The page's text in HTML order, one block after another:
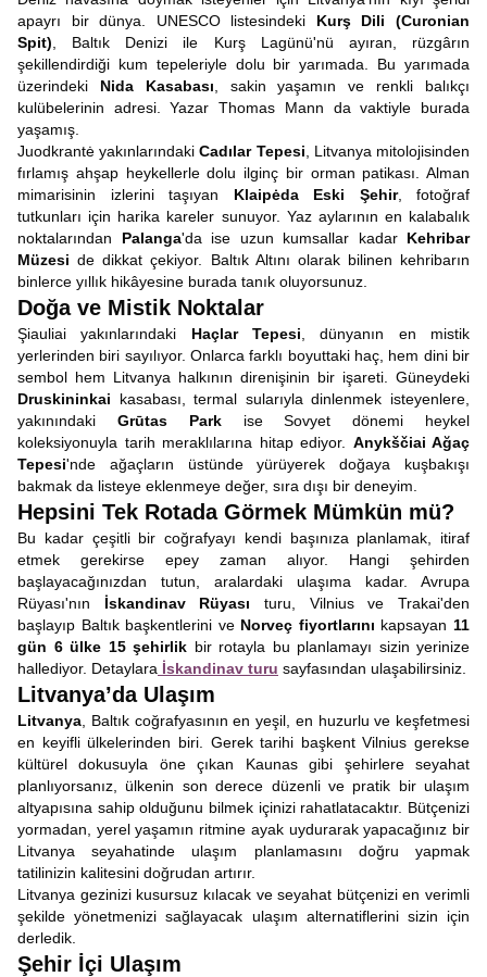
apayrı bir dünya. UNESCO listesindeki Kurş Dili (Curonian
Spit) , Baltık Denizi ile Kurş Lagünü'nü ayıran, rüzgârın
şekillendirdiği kum tepeleriyle dolu bir yarımada. Bu yarımada
üzerindeki Nida Kasabası , sakin yaşamın ve renkli balıkçı
kulübelerinin adresi. Yazar Thomas Mann da vaktiyle burada
yaşamış.
Juodkrantė yakınlarındakiCadılar Tepesi , Litvanya mitolojisinden
fırlamış ahşap heykellerle dolu ilginç bir orman patikası. Alman
mimarisinin izlerini taşıyan Klaipėda Eski Şehir, fotoğraf
tutkunları için harika kareler sunuyor. Yaz aylarının en kalabalık
noktalarından Palanga'da ise uzun kumsallar kadar Kehribar
Müzesi de dikkat çekiyor. Baltık Altını olarak bilinen kehribarın
binlerce yıllık hikâyesine burada tanık oluyorsunuz.
Doğa ve Mistik Noktalar
Şiauliai yakınlarındaki Haçlar Tepesi , dünyanın en mistik
yerlerinden biri sayılıyor. Onlarca farklı boyuttaki haç, hem dini bir
sembol hem Litvanya halkının direnişinin bir işareti. Güneydeki
Druskininkai kasabası, termal sularıyla dinlenmek isteyenlere,
yakınındaki Grūtas Parkise Sovyet dönemi heykel
koleksiyonuyla tarih meraklılarına hitap ediyor. Anykščiai Ağaç
Tepesi'nde ağaçların üstünde yürüyerek doğaya kuşbakışı
bakmak da listeye eklenmeye değer, sıra dışı bir deneyim.
Hepsini Tek Rotada Görmek Mümkün mü?
Bu kadar çeşitli bir coğrafyayı kendi başınıza planlamak, itiraf
etmek gerekirse epey zaman alıyor. Hangi şehirden
başlayacağınızdan tutun, aralardaki ulaşıma kadar. Avrupa
Rüyası'nın İskandinav Rüyası turu, Vilnius ve Trakai'den
başlayıp Baltık başkentlerini ve Norveç fiyortlarını kapsayan 11
gün 6 ülke 15 şehirlik bir rotayla bu planlamayı sizin yerinize
hallediyor. Detaylara İskandinav turu sayfasından ulaşabilirsiniz.
Litvanya’da Ulaşım
Litvanya , Baltık coğrafyasının en yeşil, en huzurlu ve keşfetmesi
en keyifli ülkelerinden biri. Gerek tarihi başkent Vilnius gerekse
kültürel dokusuyla öne çıkan Kaunas gibi şehirlere seyahat
planlıyorsanız, ülkenin son derece düzenli ve pratik bir ulaşım
altyapısına sahip olduğunu bilmek içinizi rahatlatacaktır. Bütçenizi
yormadan, yerel yaşamın ritmine ayak uydurarak yapacağınız bir
Litvanya seyahatinde ulaşım planlamasını doğru yapmak
tatilinizin kalitesini doğrudan artırır.
Litvanya gezinizi kusursuz kılacak ve seyahat bütçenizi en verimli
şekilde yönetmenizi sağlayacak ulaşım alternatiflerini sizin için
derledik.
Şehir İçi Ulaşım